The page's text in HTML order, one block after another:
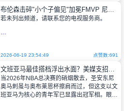
看着科林·默里-博伊尔斯、贾马尔·谢德和
贾科比
若未列出频道，请联系您的电视服务商。
刺队，夺得队史第三冠，也是自1973年以来
NBA历史上最传奇的季后赛
2026-06-19 23:54:49 点赞数:691
文班亚马最佳搭档浮出水面？美媒支招马刺四号位补强方案 瞄准掘金冠军前锋
当2026年NBA总决赛的硝烟散去，圣安东尼
奥马刺虽与奥布莱恩杯擦肩而过，但这支以文
班亚马为核心的青年军已显露出冠军相。眼下